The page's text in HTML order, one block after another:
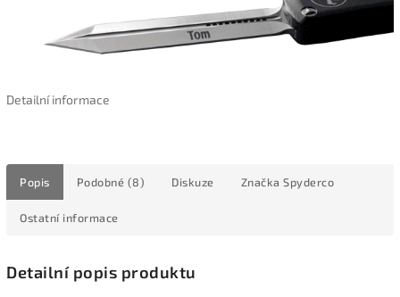
Detailní informace
Popis Podobné (8) Diskuze Značka Spyderco
Ostatní informace
Detailní popis produktu